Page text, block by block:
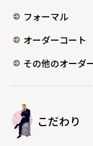
フォーマル
オーダーコート
その他のオーダ
こだわり